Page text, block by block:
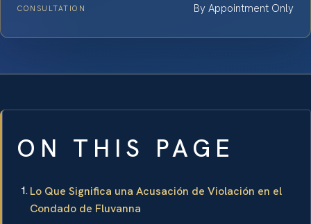
CONSULTATION By Appointment Only
ON THIS PAGE
Lo Que Significa una Acusación de Violación en el
Condado de Fluvanna